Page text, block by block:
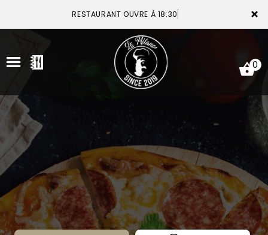
×
RESTAURANT OUVRE À 18:30
ACCUEIL
LA CARTE
VOTRE COMPTE
NOTRE RESTAURANT
0